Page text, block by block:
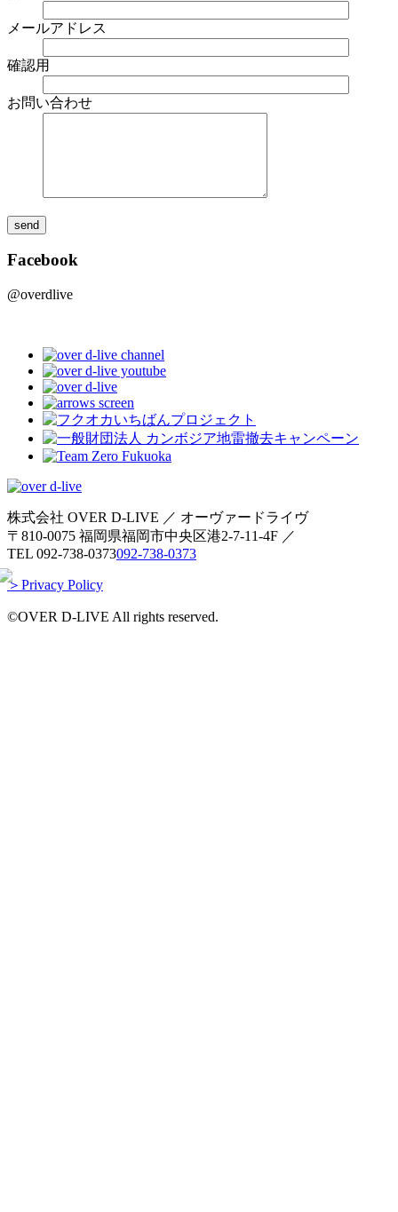
メールアドレス
確認用
お問い合わせ
Facebook
@overdlive
株式会社 OVER D-LIVE ／ オーヴァードライヴ
〒810-0075 福岡県福岡市中央区港2-7-11-4F ／
TEL 092-738-0373092-738-0373
＞Privacy Policy
©OVER D-LIVE All rights reserved.